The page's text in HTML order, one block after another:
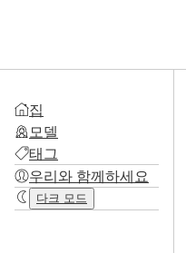
집
모델
태그
우리와 함께하세요
다크 모드